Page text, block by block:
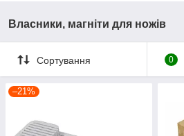
Власники, магніти для ножів
Сортування 0
–21%